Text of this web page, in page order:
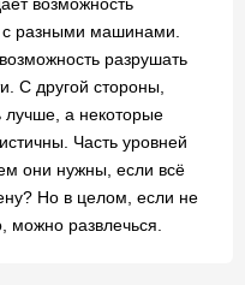
с разными машинами.
разрушать
С другой стороны,
а некоторые
Часть уровней
они нужны, если всё
Но в целом, если не
можно развлечься.